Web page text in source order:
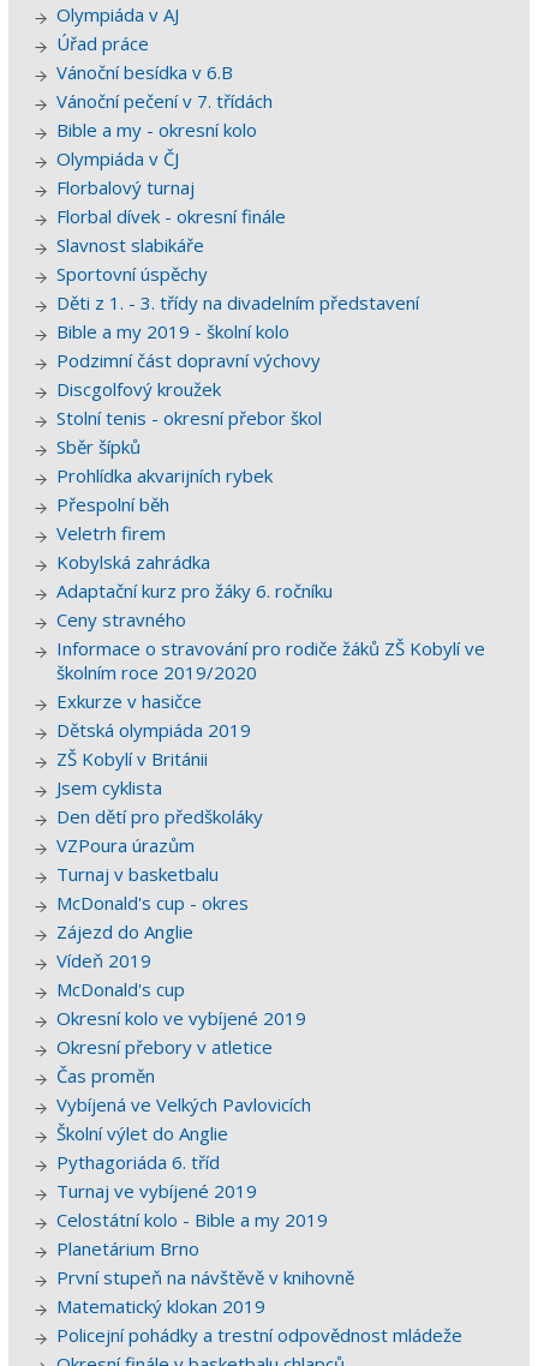
Olympiáda v AJ
Úřad práce
Vánoční besídka v 6.B
Vánoční pečení v 7. třídách
Bible a my - okresní kolo
Olympiáda v ČJ
Florbalový turnaj
Florbal dívek - okresní finále
Slavnost slabikáře
Sportovní úspěchy
Děti z 1. - 3. třídy na divadelním představení
Bible a my 2019 - školní kolo
Podzimní část dopravní výchovy
Discgolfový kroužek
Stolní tenis - okresní přebor škol
Sběr šípků
Prohlídka akvarijních rybek
Přespolní běh
Veletrh firem
Kobylská zahrádka
Adaptační kurz pro žáky 6. ročníku
Ceny stravného
Informace o stravování pro rodiče žáků ZŠ Kobylí ve
školním roce 2019/2020
Exkurze v hasičce
Dětská olympiáda 2019
ZŠ Kobylí v Británii
Jsem cyklista
Den dětí pro předškoláky
VZPoura úrazům
Turnaj v basketbalu
McDonald's cup - okres
Zájezd do Anglie
Vídeň 2019
McDonald's cup
Okresní kolo ve vybíjené 2019
Okresní přebory v atletice
Čas proměn
Vybíjená ve Velkých Pavlovicích
Školní výlet do Anglie
Pythagoriáda 6. tříd
Turnaj ve vybíjené 2019
Celostátní kolo - Bible a my 2019
Planetárium Brno
První stupeň na návštěvě v knihovně
Matematický klokan 2019
Policejní pohádky a trestní odpovědnost mládeže